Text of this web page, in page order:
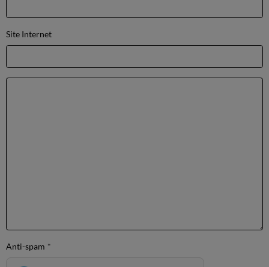
Site Internet
Anti-spam